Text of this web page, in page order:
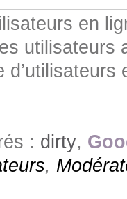
en
utilisateurs
: dirty,
,